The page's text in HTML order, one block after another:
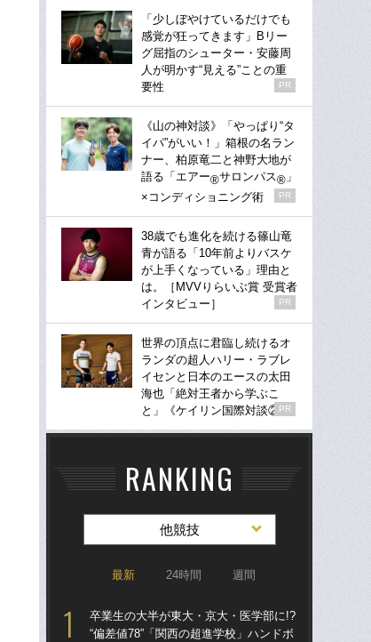
「少しぼやけているだけでも
感覚が狂ってきます」Bリー
グ屈指のシューター・安藤周
人が明かす“見える”ことの重
要性
PR
《山の神対談》「やっぱり“タ
イパ”がいい！」箱根の名ラン
ナー、柏原竜二と神野大地が
語る「エアー®サロンパス® 」
×コンディショニング術
PR
38歳でも進化を続ける篠山竜
青が語る「10年前よりバスケ
が上手くなっている」理由と
は。［MVVりらいぶ賞 受賞者
インタビュー］
PR
世界の頂点に君臨し続けるオ
ランダの超人ハリー・ラブレ
イセンと日本のエースの太田
海也「絶対王者から学ぶこ
と」《ケイリン国際対談②》
PR
RANKING
他競技
最新 24時間 週間
卒業生の大半が東大・京大・医学部に!?
“偏差値78”「関西の超進学校」ハンドボ